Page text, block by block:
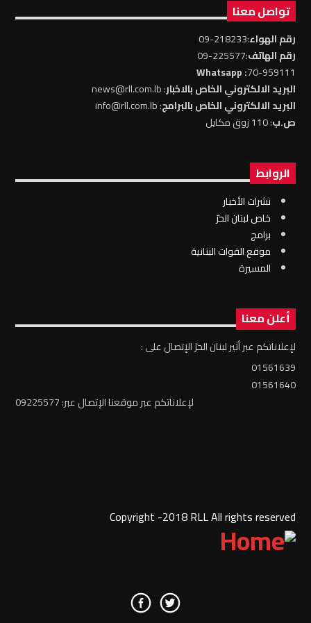
تواصل معنا
رقم الهواء:218233-09
رقم الهاتف:225577-09
70-959111
: Whatsapp
البريد الالكتروني الخاص بالاخبار: news@rll.com.lb
البريد الالكتروني الخاص بالبرامج: info@rll.com.lb
ص.ب: 110 زوق مكايل
الروابط
نشرات الأخبار
خاص لبنان الحرّ
برامج
موقع القوات البنانية
المسيرة
أعلن معنا
لإعلاناتكم عبر أثير لبنان الحرّ الإتصال على :
01561639
01561640
لإعلاناتكم عبر موقعنا الإتصال عبر: 09225577
Copyright -2018 RLL All rights reserved